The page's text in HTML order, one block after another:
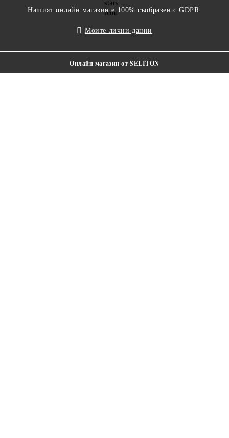
Нашият онлайн магазин е 100% съобразен с GDPR.
Моите лични данни
Онлайн магазин от SELITON